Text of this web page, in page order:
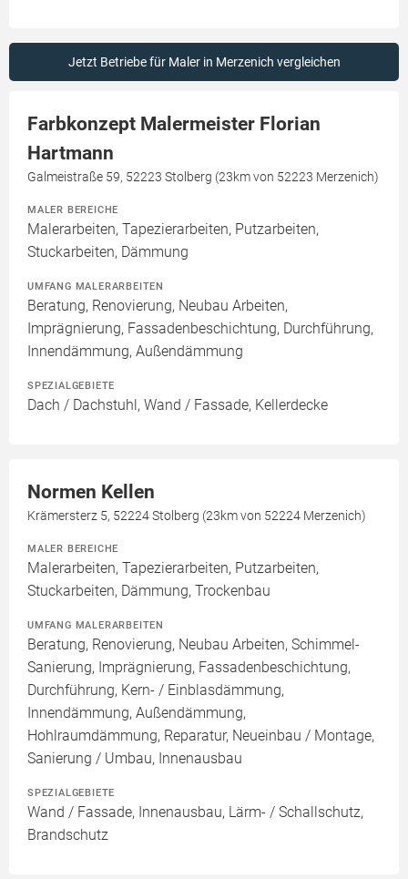
Jetzt Betriebe für Maler in Merzenich vergleichen
Farbkonzept Malermeister Florian
Hartmann
Galmeistraße 59, 52223 Stolberg (23km von 52223 Merzenich)
MALER BEREICHE
Malerarbeiten, Tapezierarbeiten, Putzarbeiten,
Stuckarbeiten, Dämmung
UMFANG MALERARBEITEN
Beratung, Renovierung, Neubau Arbeiten,
Imprägnierung, Fassadenbeschichtung, Durchführung,
Innendämmung, Außendämmung
SPEZIALGEBIETE
Dach / Dachstuhl, Wand / Fassade, Kellerdecke
Normen Kellen
Krämersterz 5, 52224 Stolberg (23km von 52224 Merzenich)
MALER BEREICHE
Malerarbeiten, Tapezierarbeiten, Putzarbeiten,
Stuckarbeiten, Dämmung, Trockenbau
UMFANG MALERARBEITEN
Beratung, Renovierung, Neubau Arbeiten, Schimmel-
Sanierung, Imprägnierung, Fassadenbeschichtung,
Durchführung, Kern- / Einblasdämmung,
Innendämmung, Außendämmung,
Hohlraumdämmung, Reparatur, Neueinbau / Montage,
Sanierung / Umbau, Innenausbau
SPEZIALGEBIETE
Wand / Fassade, Innenausbau, Lärm- / Schallschutz,
Brandschutz